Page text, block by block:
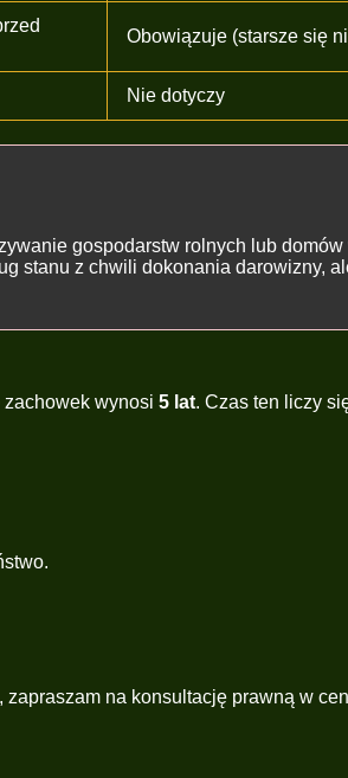
Obowiązuje (starsze się
Nie dotyczy
gospodarstw rolnych lub
stanu z chwili dokonania darowizny,
zachowek wynosi5 lat. Czas ten liczy
zapraszam na konsultację prawną w